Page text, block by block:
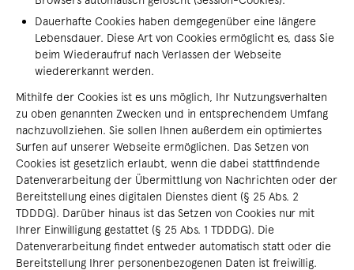
Dauerhafte Cookies haben demgegenüber eine längere
Lebensdauer. Diese Art von Cookies ermöglicht es, dass Sie
beim Wiederaufruf nach Verlassen der Webseite
wiedererkannt werden.
Mithilfe der Cookies ist es uns möglich, Ihr Nutzungsverhalten
zu oben genannten Zwecken und in entsprechendem Umfang
nachzuvollziehen. Sie sollen Ihnen außerdem ein optimiertes
Surfen auf unserer Webseite ermöglichen. Das Setzen von
Cookies ist gesetzlich erlaubt, wenn die dabei stattfindende
Datenverarbeitung der Übermittlung von Nachrichten oder der
Bereitstellung eines digitalen Dienstes dient (§ 25 Abs. 2
TDDDG). Darüber hinaus ist das Setzen von Cookies nur mit
Ihrer Einwilligung gestattet (§ 25 Abs. 1 TDDDG). Die
Datenverarbeitung findet entweder automatisch statt oder die
Bereitstellung Ihrer personenbezogenen Daten ist freiwillig.